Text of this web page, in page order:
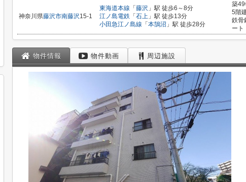
神奈川県藤沢市南藤沢15-1
東海道本線 「 藤沢 」駅 徒歩6～8分
江ノ島電鉄 「 石上 」駅 徒歩13分
小田急江ノ島線 「 本鵠沼 」駅 徒歩28分
築49
5階
鉄骨
ート
物件情報 物件動画 周辺施設